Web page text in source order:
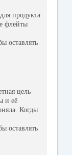
продукта
флейты
оставлять
цель
и её
Когды
оставлять